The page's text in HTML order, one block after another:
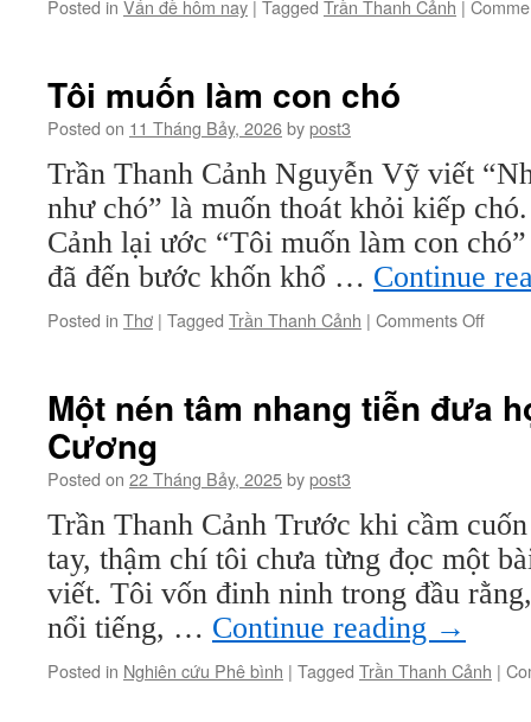
Posted in Vấn đề hôm nay | Tagged Trần Thanh Cảnh |
Tôi muốn làm con chó
Posted on 11 Tháng Bảy, 2026bypost3
Trần Thanh Cảnh Nguyễn Vỹ viết
như chó” là muốn thoát khỏi kiếp
Cảnh lại ước “Tôi muốn làm con
đã đến bước khốn khổ … Continue
Posted in Thơ | Tagged Trần Thanh Cảnh | Comments Offon
con
Một nén tâm nhang tiễn đưa
Cương
Posted on 22 Tháng Bảy, 2025bypost3
Trần Thanh Cảnh Trước khi cầm
tay, thậm chí tôi chưa từng đọc một
viết. Tôi vốn đinh ninh trong đầu
nổi tiếng, … Continue reading →
Posted in Nghiên cứu Phê bình | Tagged Trần Thanh Cảnh |